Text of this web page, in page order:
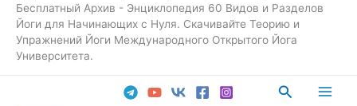
Бесплатный Архив - Энциклопедия 60 Видов и Разделов
Йоги для Начинающих с Нуля. Скачивайте Теорию и
Упражнений Йоги Международного Открытого Йога
Университета.
Поиск